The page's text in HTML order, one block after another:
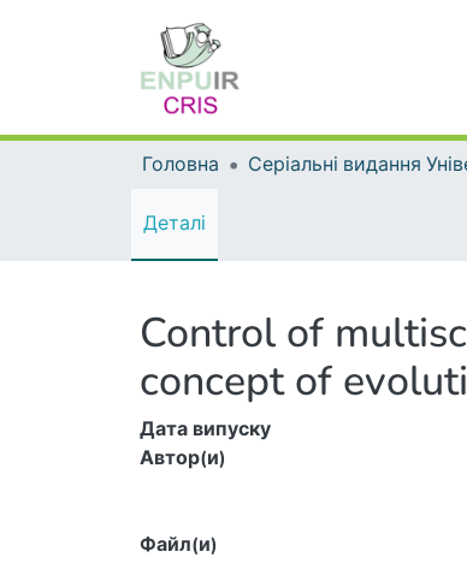
Головна
Деталі
Control of
concept of
Дата випуску
Автор(и)
Файл(и)